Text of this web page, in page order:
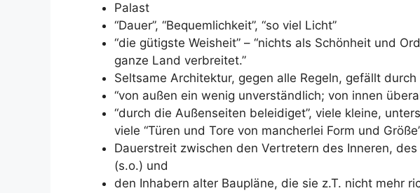
Palast
“Dauer”, “Bequemlichkeit”, “so viel Licht”
“die gütigste Weisheit” – “nichts als Schönheit und
ganze Land verbreitet.”
Seltsame Architektur, gegen alle Regeln, gefällt durch
“von außen ein wenig unverständlich; von innen
“durch die Außenseiten beleidiget”, viele kleine,
viele “Türen und Tore von mancherlei Form und
Dauerstreit zwischen den Vertretern des Inneren,
(s.o.) und
den Inhabern alter Baupläne, die sie z.T. nicht mehr